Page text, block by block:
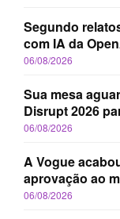
Segundo
com IA da
06/08/2026
Sua mesa
Disrupt 2026
06/08/2026
A Vogue
aprovação ao
06/08/2026